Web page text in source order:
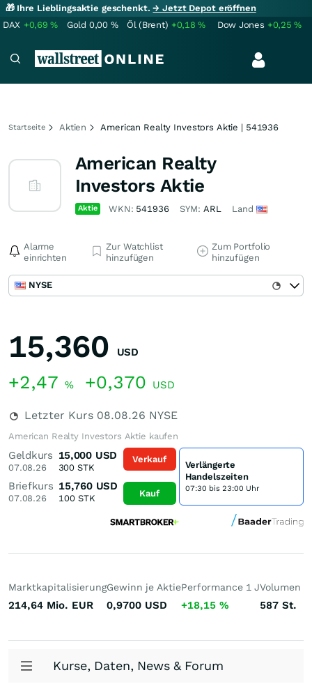
🎁 Ihre Lieblingsaktie geschenkt.→ Jetzt Depot eröffnen
DAX +0,69% Gold 0,00 % Öl (Brent) +0,18% Dow Jones +0,25%
Startseite Aktien American Realty Investors Aktie | 541936
American Realty
Investors Aktie
Aktie WKN: 541936 SYM: ARL Land
Alarme
einrichten
Zur Watchlist
hinzufügen
Zum Portfolio
hinzufügen
NYSE
15,360 USD
+2,47 % +0,370 USD
Letzter Kurs 08.08.26 NYSE
American Realty Investors Aktie kaufen
Geldkurs
07.08.26
15,000 USD
300 STK
Briefkurs
07.08.26
15,760 USD
100STK
Verkauf
Kauf
Verlängerte
Handelszeiten
07:30 bis 23:00 Uhr
Marktkapitalisierung
214,64 Mio. EUR
Gewinn je Aktie
0,9700 USD
Performance 1 J
+18,15 %
Volumen
587 St.
Kurse, Daten, News & Forum